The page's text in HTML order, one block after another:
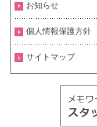
お知らせ
個人情報保護方針
サイトマップ